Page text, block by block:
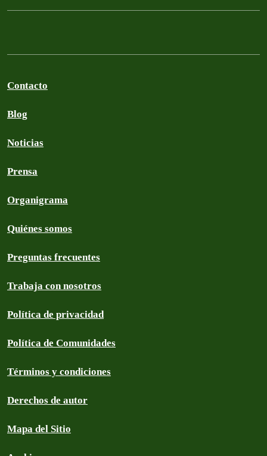
Contacto
Blog
Noticias
Prensa
Organigrama
Quiénes somos
Preguntas frecuentes
Trabaja con nosotros
Política de privacidad
Política de Comunidades
Términos y condiciones
Derechos de autor
Mapa del Sitio